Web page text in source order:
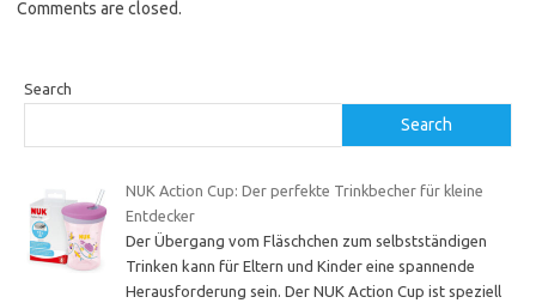
Comments are closed.
Search
Search
NUK Action Cup: Der perfekte Trinkbecher für kleine
Entdecker
Der Übergang vom Fläschchen zum selbstständigen
Trinken kann für Eltern und Kinder eine spannende
Herausforderung sein. Der NUK Action Cup ist speziell